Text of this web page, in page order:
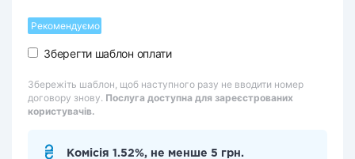
Рекомендуємо
Зберегти шаблон оплати
Збережіть шаблон, щоб наступного разу не вводити номер
договору знову. Послуга доступна для зареєстрованих
користувачів.
Комісія 1.52%, не менше 5 грн.